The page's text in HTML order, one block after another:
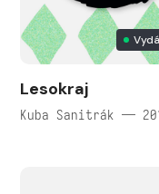
Lesokraj
Kuba Sanitrák —